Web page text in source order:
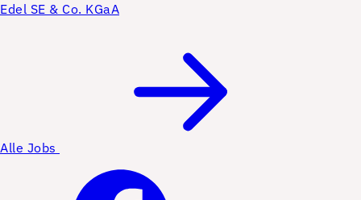
Edel SE & Co. KGaA
Alle Jobs